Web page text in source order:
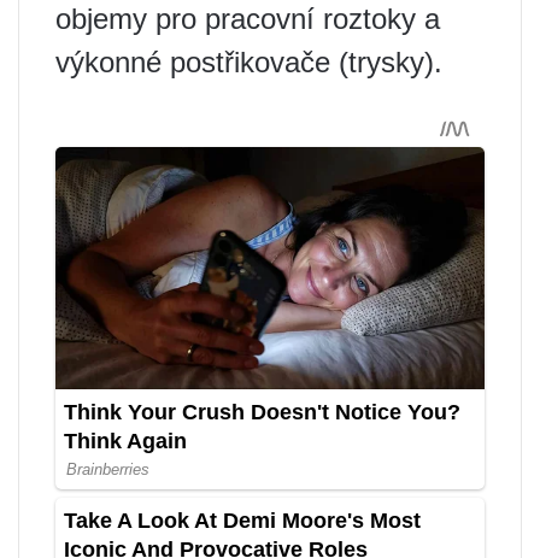
objemy pro pracovní roztoky a
výkonné postřikovače (trysky).